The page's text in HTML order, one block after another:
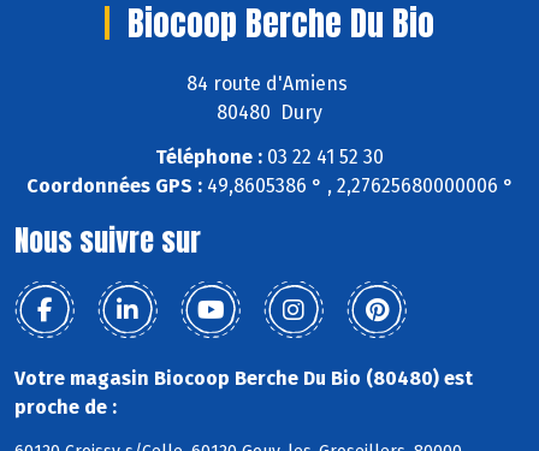
Biocoop Berche Du Bio
84 route d'Amiens
80480 Dury
Téléphone : 03 22 41 52 30
Coordonnées GPS :49,8605386 ° , 2,27625680000006 °
Nous suivre sur
Votre magasin Biocoop Berche Du Bio (80480) est
proche de :